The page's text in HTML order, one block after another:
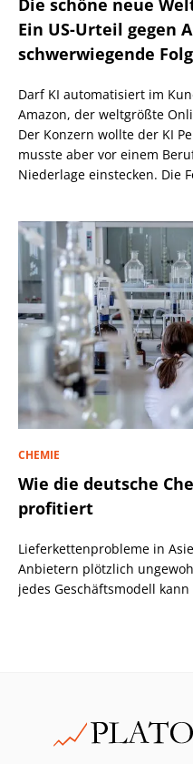
Ein US-Urteil gegen
schwerwiegende
Darf KI automatisiert im
Amazon, der weltgrößte
Der Konzern wollte der KI
musste aber vor einem
Niederlage einstecken. Die
CHEMIE
Wie die deutsche
profitiert
Lieferkettenprobleme in
Anbietern plötzlich
jedes Geschäftsmodell